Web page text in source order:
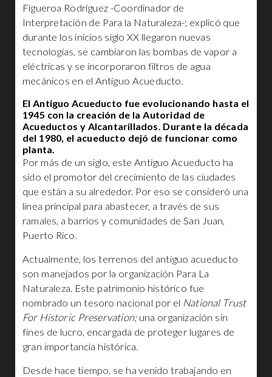
Figueroa Rodríguez -Coordinador de
Interpretación de Para la Naturaleza-; explicó que
durante los inicios siglo XX llegaron nuevas
tecnologías, se cambiaron las bombas de vapor a
eléctricas y se incorporaron filtros de agua
mecánicos en el Antiguo Acueducto.
El Antiguo Acueducto fue evolucionando hasta el
1945 con la creación de la Autoridad de
Acueductos y Alcantarillados. Durante la década
del 1980, el acueducto dejó de funcionar como
planta.
Por más de un siglo, este Antiguo Acueducto ha
sido el promotor del crecimiento de las ciudades
que están a su alrededor. Por eso se consideró una
línea principal para abastecer, a través de sus
ramales, a barrios y comunidades de San Juan,
Puerto Rico.
Actualmente, los terrenos del antiguo acueducto
son manejados por la organización Para La
Naturaleza. Este patrimonio histórico fue
nombrado un tesoro nacional por el National Trust
For Historic Preservation;una organización sin
fines de lucro, encargada de proteger lugares de
gran importancia histórica.
Desde hace tiempo, se ha venido trabajando en